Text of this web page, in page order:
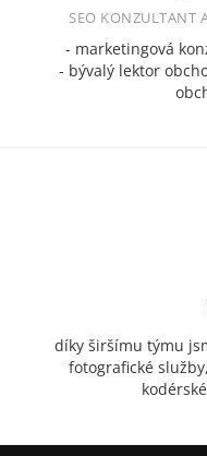
SEO KONZULTANT
- marketingová
- bývalý lektor
díky širšímu týmu
fotografické